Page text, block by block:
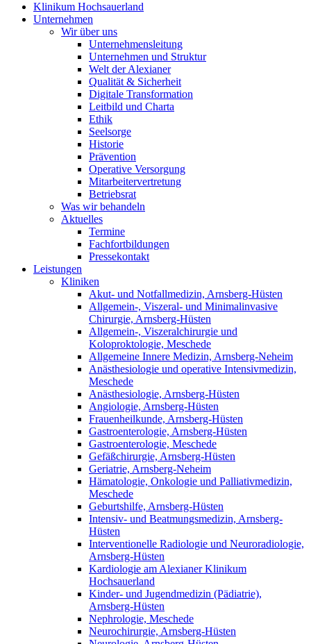
Klinikum Hochsauerland
Unternehmen
Wir über uns
Unternehmensleitung
Unternehmen und Struktur
Welt der Alexianer
Qualität & Sicherheit
Digitale Transformation
Leitbild und Charta
Ethik
Seelsorge
Historie
Prävention
Operative Versorgung
Mitarbeitervertretung
Betriebsrat
Was wir behandeln
Aktuelles
Termine
Fachfortbildungen
Pressekontakt
Leistungen
Kliniken
Akut- und Notfallmedizin, Arnsberg-Hüsten
Allgemein-, Viszeral- und Minimalinvasive
Chirurgie, Arnsberg-Hüsten
Allgemein-, Viszeralchirurgie und
Koloproktologie, Meschede
Allgemeine Innere Medizin, Arnsberg-Neheim
Anästhesiologie und operative Intensivmedizin,
Meschede
Anästhesiologie, Arnsberg-Hüsten
Angiologie, Arnsberg-Hüsten
Frauenheilkunde, Arnsberg-Hüsten
Gastroenterologie, Arnsberg-Hüsten
Gastroenterologie, Meschede
Gefäßchirurgie, Arnsberg-Hüsten
Geriatrie, Arnsberg-Neheim
Hämatologie, Onkologie und Palliativmedizin,
Meschede
Geburtshilfe, Arnsberg-Hüsten
Intensiv- und Beatmungsmedizin, Arnsberg-
Hüsten
Interventionelle Radiologie und Neuroradiologie,
Arnsberg-Hüsten
Kardiologie am Alexianer Klinikum
Hochsauerland
Kinder- und Jugendmedizin (Pädiatrie),
Arnsberg-Hüsten
Nephrologie, Meschede
Neurochirurgie, Arnsberg-Hüsten